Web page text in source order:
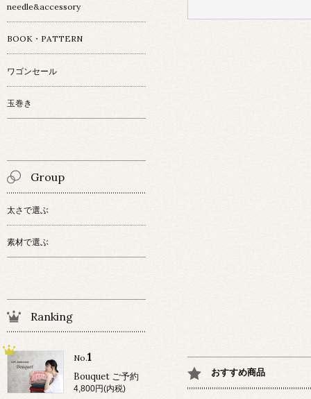
おすすめ商品
needle&accessory
BOOK・PATTERN
ワゴンセール
玉巻き
Group
太さで選ぶ
素材で選ぶ
Ranking
No.1
Bouquet ご予約
4,800円(内税)